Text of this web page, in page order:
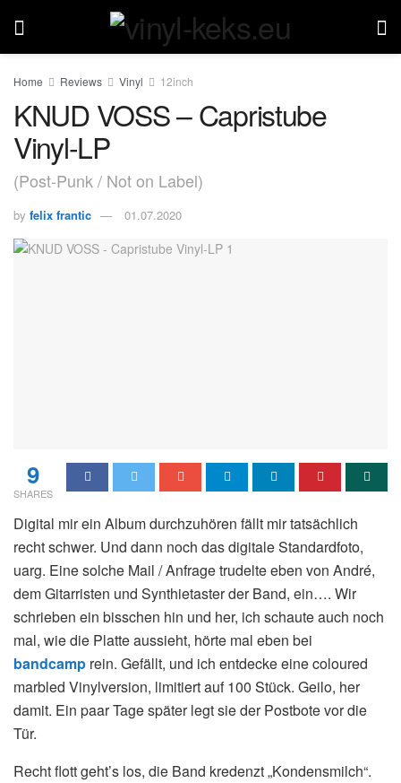
Home Reviews Vinyl 12inch
KNUD VOSS – Capristube
Vinyl-LP
(Post-Punk / Not on Label)
by felix frantic 01.07.2020
9
SHARES
Digital mir ein Album durchzuhören fällt mir tatsächlich
recht schwer. Und dann noch das digitale Standardfoto,
uarg. Eine solche Mail / Anfrage trudelte eben von André,
dem Gitarristen und Synthietaster der Band, ein…. Wir
schrieben ein bisschen hin und her, ich schaute auch noch
mal, wie die Platte aussieht, hörte mal eben bei
bandcamp rein. Gefällt, und ich entdecke eine coloured
marbled Vinylversion, limitiert auf 100 Stück. Geilo, her
damit. Ein paar Tage später legt sie der Postbote vor die
Tür.
Recht flott geht’s los, die Band kredenzt „Kondensmilch“.